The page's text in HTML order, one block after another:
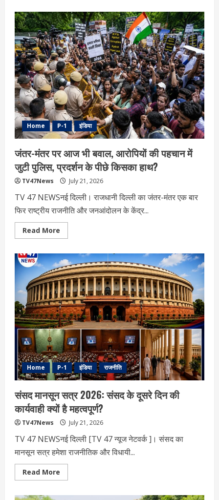
में
तकनीक
आधारित
पुलिसिंग
को
नई
दिशा,
DGP
राजीव
कृष्ण
ने
ICCC
का
किया
निरीक्षण
Home P-1 इंडिया
जंतर-मंतर पर आज भी बवाल, आरोपियों की पहचान में
जुटी पुलिस, प्रदर्शन के पीछे किसका हाथ?
TV47News July 21, 2026
TV 47 NEWSनई दिल्ली। राजधानी दिल्ली का जंतर-मंतर एक बार
फिर राष्ट्रीय राजनीति और जनआंदोलन के केंद्र...
Read More
more
मंतर
पर
आज
भी
बवाल,
आरोपियों
की
पहचान
में
जुटी
पुलिस,
प्रदर्शन
के
पीछे
किसका
हाथ?
Home P-1 इंडिया राजनीति
संसद मानसून सत्र 2026: संसद के दूसरे दिन की
कार्यवाही क्यों है महत्वपूर्ण?
TV47News July 21, 2026
TV 47 NEWSनई दिल्‍ली [TV 47 न्‍यूज नेटवर्क ]। संसद का
मानसून सत्र हमेशा राजनीतिक और विधायी...
Read More
more